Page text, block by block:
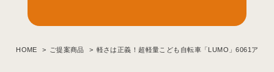
HOME ご提案商品 軽さは正義！超軽量こども自転車「LUMO」6061ア